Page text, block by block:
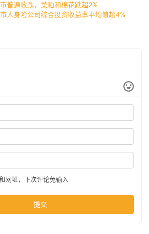
普遍收跌，菜粕和棉花跌超2%
市人身险公司综合投资收益率平均值超4%
网址，下次评论免输入
提交